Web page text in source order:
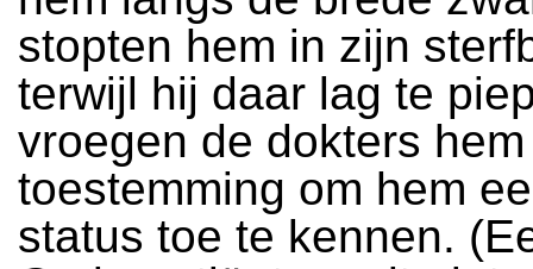
stopten hem in zijn
terwijl hij daar lag te
vroegen de dokters hem
toestemming om hem
status toe te kennen.